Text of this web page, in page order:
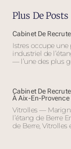
Plus De Posts
Cabinet De
Istres occupe
industriel de
— l’une des plus
Cabinet De
À Aix-En-Provence
Vitrolles —
l’étang de Berre
de Berre, Vitrolles